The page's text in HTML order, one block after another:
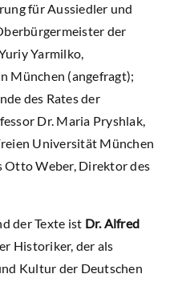
für Aussiedler und
der
Yarmilko,
München (angefragt);
des Rates der
Dr. Maria Pryshlak,
Universität München
Otto Weber, Direktor des
der Texte ist Dr. Alfred
Historiker, der als
Kultur der Deutschen